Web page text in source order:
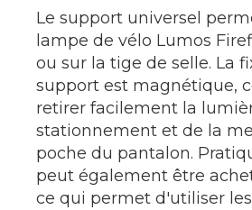
Le support universel
lampe de vélo Lumos
ou sur la tige de selle. La
support est magnétique,
retirer facilement la
stationnement et de la
poche du pantalon.
peut également être
ce qui permet d'utiliser